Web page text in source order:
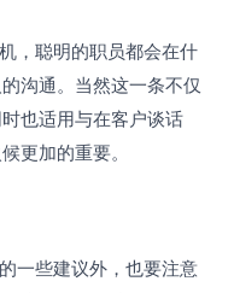
沟通。当然这一条不仅
也适用与在客户谈话
更加的重要。